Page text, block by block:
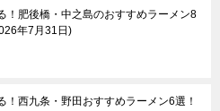
！肥後橋・中之島のおすすめラーメン8
年7月31日
！西九条・野田おすすめラーメン6選！